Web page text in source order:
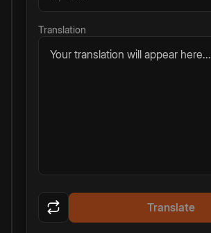
Translation
Your translation will appear here...
Translate